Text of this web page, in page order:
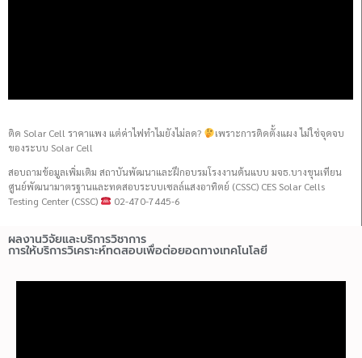
ติด Solar Cell ราคาแพง แต่ค่าไฟทำไมยังไม่ลด?
เพราะการติดตั้งแผง ไม่ใช่จุดจบ
ของระบบ Solar Cell
สอบถามข้อมูลเพิ่มเติม สถาบันพัฒนาและฝึกอบรมโรงงานต้นแบบ มจธ.บางขุนเทียน
ศูนย์พัฒนามาตรฐานและทดสอบระบบเซลล์แสงอาทิตย์ (CSSC) CES Solar Cells
Testing Center (CSSC)
02-470-7445-6
ผลงานวิจัยและบริการวิชาการ
การให้บริการวิเคราะห์ทดสอบเพื่อต่อยอดทางเทคโนโลยี